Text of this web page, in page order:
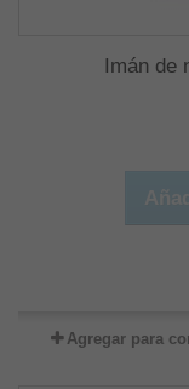
Imán de
Agregar para